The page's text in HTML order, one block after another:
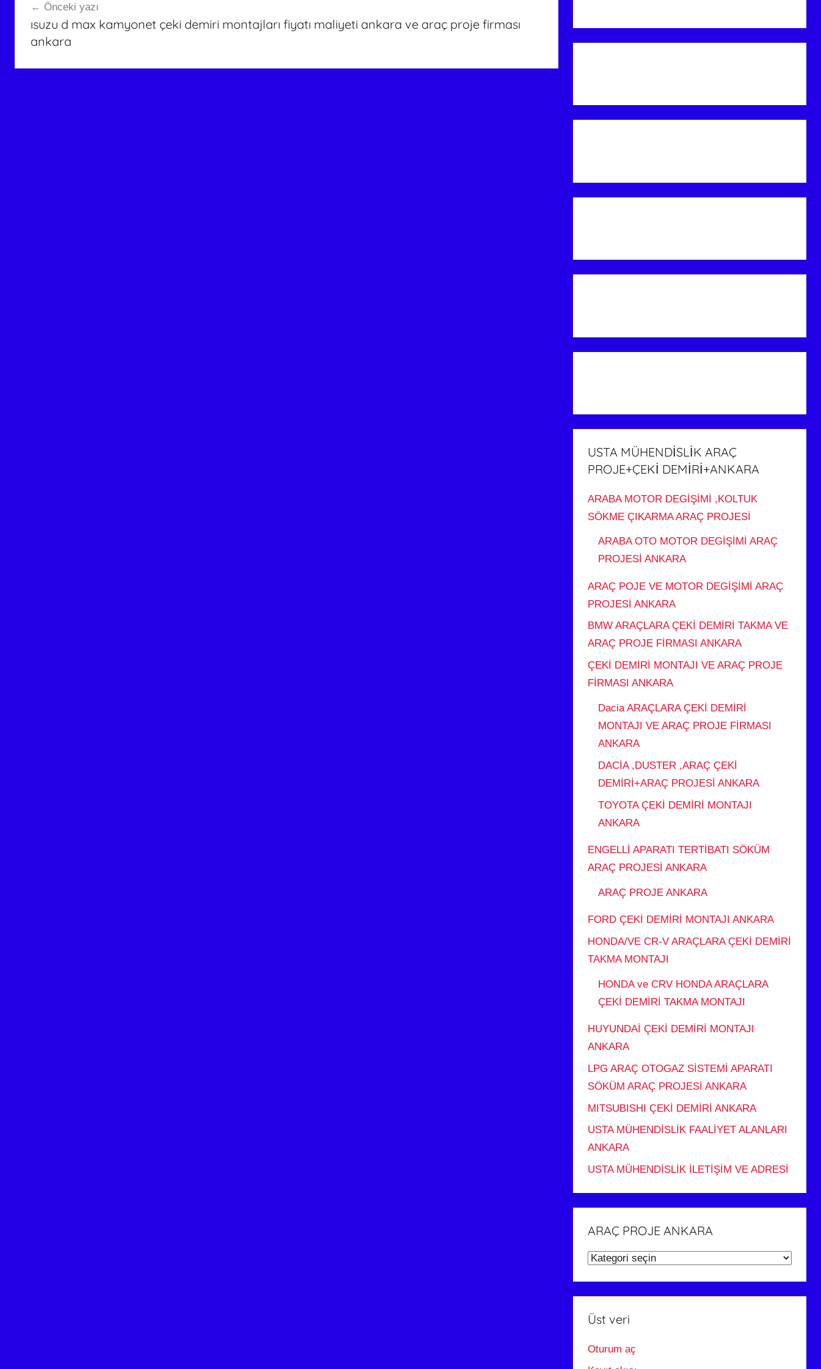
gezinmesi
Önceki yazı
ısuzu d max kamyonet çeki demiri montajları fiyatı maliyeti ankara ve araç proje firması
ankara
USTA MÜHENDİSLİK ARAÇ
PROJE+ÇEKİ DEMİRİ+ANKARA
ARABA MOTOR DEGİŞİMİ ,KOLTUK
SÖKME ÇIKARMA ARAÇ PROJESİ
ARABA OTO MOTOR DEGİŞİMİ ARAÇ
PROJESİ ANKARA
ARAÇ POJE VE MOTOR DEGİŞİMİ ARAÇ
PROJESİ ANKARA
BMW ARAÇLARA ÇEKİ DEMİRİ TAKMA VE
ARAÇ PROJE FİRMASI ANKARA
ÇEKİ DEMİRİ MONTAJI VE ARAÇ PROJE
FİRMASI ANKARA
Dacia ARAÇLARA ÇEKİ DEMİRİ
MONTAJI VE ARAÇ PROJE FİRMASI
ANKARA
DACİA ,DUSTER ,ARAÇ ÇEKİ
DEMİRİ+ARAÇ PROJESİ ANKARA
TOYOTA ÇEKİ DEMİRİ MONTAJI
ANKARA
ENGELLİ APARATI TERTİBATI SÖKÜM
ARAÇ PROJESİ ANKARA
ARAÇ PROJE ANKARA
FORD ÇEKİ DEMİRİ MONTAJI ANKARA
HONDA/VE CR-V ARAÇLARA ÇEKİ DEMİRİ
TAKMA MONTAJI
HONDA ve CRV HONDA ARAÇLARA
ÇEKİ DEMİRİ TAKMA MONTAJI
HUYUNDAİ ÇEKİ DEMİRİ MONTAJI
ANKARA
LPG ARAÇ OTOGAZ SİSTEMİ APARATI
SÖKÜM ARAÇ PROJESİ ANKARA
MITSUBISHI ÇEKİ DEMİRİ ANKARA
USTA MÜHENDİSLİK FAALİYET ALANLARI
ANKARA
USTA MÜHENDİSLİK İLETİŞİM VE ADRESİ
ARAÇ PROJE ANKARA
ARAÇ
Üst veri
Oturum aç